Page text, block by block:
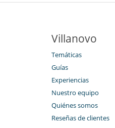
Villanovo
Temáticas
Guías
Experiencias
Nuestro equipo
Quiénes somos
Reseñas de clientes